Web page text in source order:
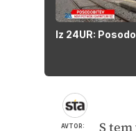
Iz 24UR:
AVTOR:
S